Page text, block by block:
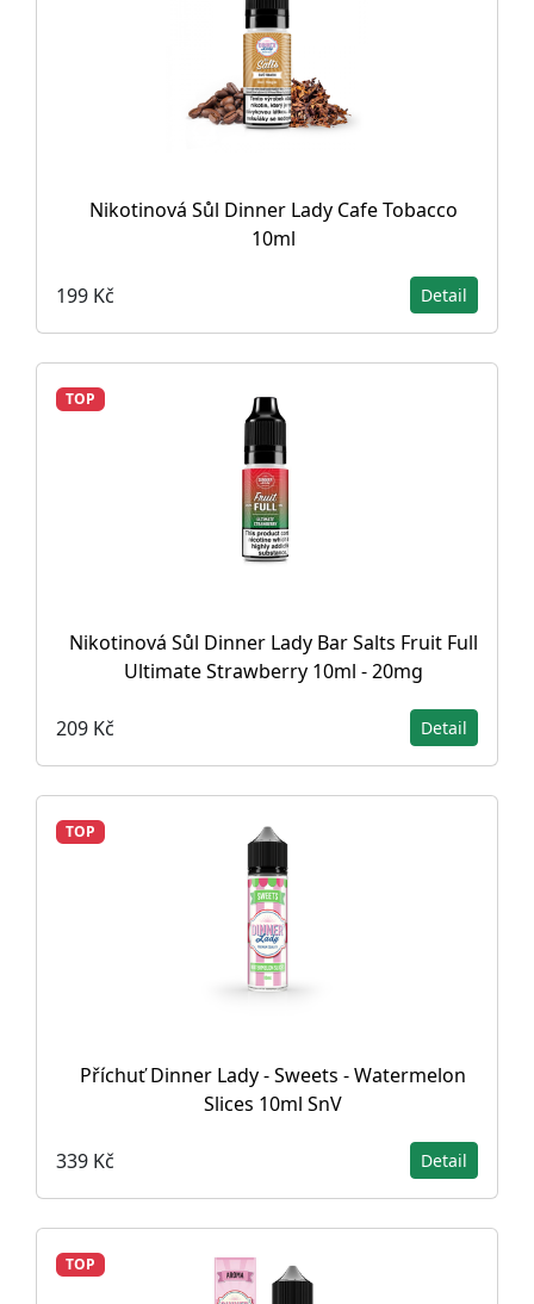
Nikotinová Sůl Dinner Lady Cafe Tobacco
10ml
199 Kč Detail
TOP
Nikotinová Sůl Dinner Lady Bar Salts Fruit Full
Ultimate Strawberry 10ml - 20mg
209 Kč Detail
TOP
Příchuť Dinner Lady - Sweets - Watermelon
Slices 10ml SnV
339 Kč Detail
TOP